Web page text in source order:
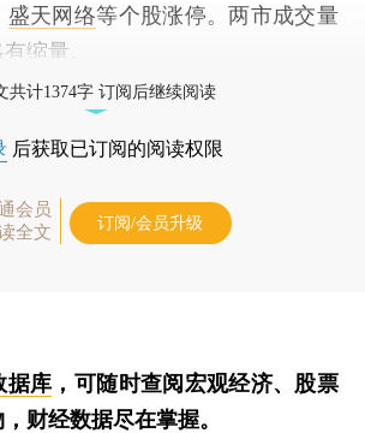
盛天网络等个股涨停。两市成交量
缩量。
共计1374字 订阅后继续阅读
后获取已订阅的阅读权限
会员
全文
订阅/会员升级
据库 ，可随时查阅宏观经济、股票
财经数据尽在掌握。